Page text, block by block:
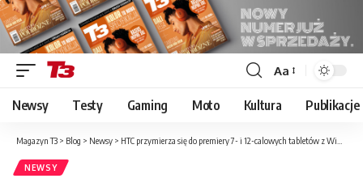
Font
Resizer
Aa
Newsy Testy Gaming Moto Kultura Publikacje
Magazyn T3 > Blog > Newsy > HTC przymierza się do premiery 7- i 12-calowych tabletów z Windows RT
NEWSY